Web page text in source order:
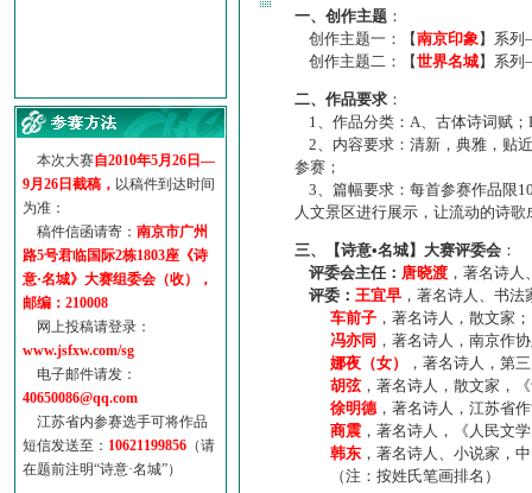
·【诗意·名城】地铁展示作...
诗意名城·地铁时间
地铁完美呈现【诗意·名城...
参赛作品多达5000多首
“诗意·名城”晒诗会
特别通知--致广大诗词爱好...
本次大赛自2010年5月26日—
9月26日截稿， 以稿件到达时间
为准：
稿件信函请寄： 南京市广州
路5号君临国际2栋1803座《诗
意·名城》大赛组委会（收），
邮编：210008
网上投稿请登录：
www.jsfxw.com/sg
电子邮件请发：
40650086@qq.com
江苏省内参赛选手可将作品
短信发送至： 10621199856 （请
在题前注明“诗意·名城”）
一、创作主题 ：
创作主题一：【南京印象】系
创作主题二：【世界名城】系
二、作品要求 ：
1、作品分类：A、古体诗词赋；
2、内容要求：清新，典雅，贴
参赛；
3、篇幅要求：每首参赛作品限
人文景区进行展示，让流动的诗
三、【诗意•名城】大赛评委会 ：
评委会主任： 唐晓渡 ，著名诗
评委： 王宜早 ，著名诗人、书
车前子 ，著名诗人，散文家；
冯亦同 ，著名诗人，南京作
娜夜（女）
，著名诗人，第
胡弦，著名诗人，散文家，
徐明德，著名诗人，江苏省
商震 ，著名诗人，《人民文
韩东 ，著名诗人、小说家，
（注：按姓氏笔画排名）